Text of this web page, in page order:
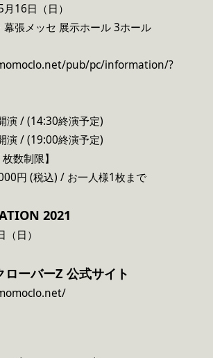
16日（日）
幕張メッセ 展示ホール 3ホール
pub/pc/information/?
演 / (14:30終演予定)
演 / (19:00終演予定)
数制限】
円 (税込) / お一人様1枚まで
2021
日）
ーバーZ 公式サイト